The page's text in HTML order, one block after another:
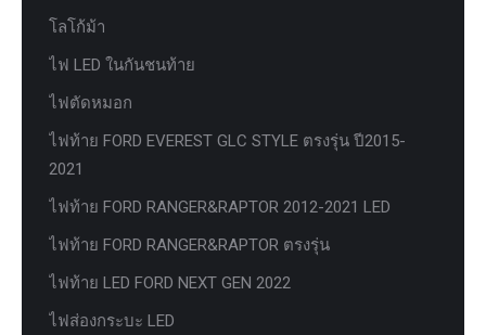
โลโก้ม้า
ไฟ LED ในกันชนท้าย
ไฟตัดหมอก
ไฟท้าย FORD EVEREST GLC STYLE ตรงรุ่น ปี2015-
2021
ไฟท้าย FORD RANGER&RAPTOR 2012-2021 LED
ไฟท้าย FORD RANGER&RAPTOR ตรงรุ่น
ไฟท้าย LED FORD NEXT GEN 2022
ไฟส่องกระบะ LED